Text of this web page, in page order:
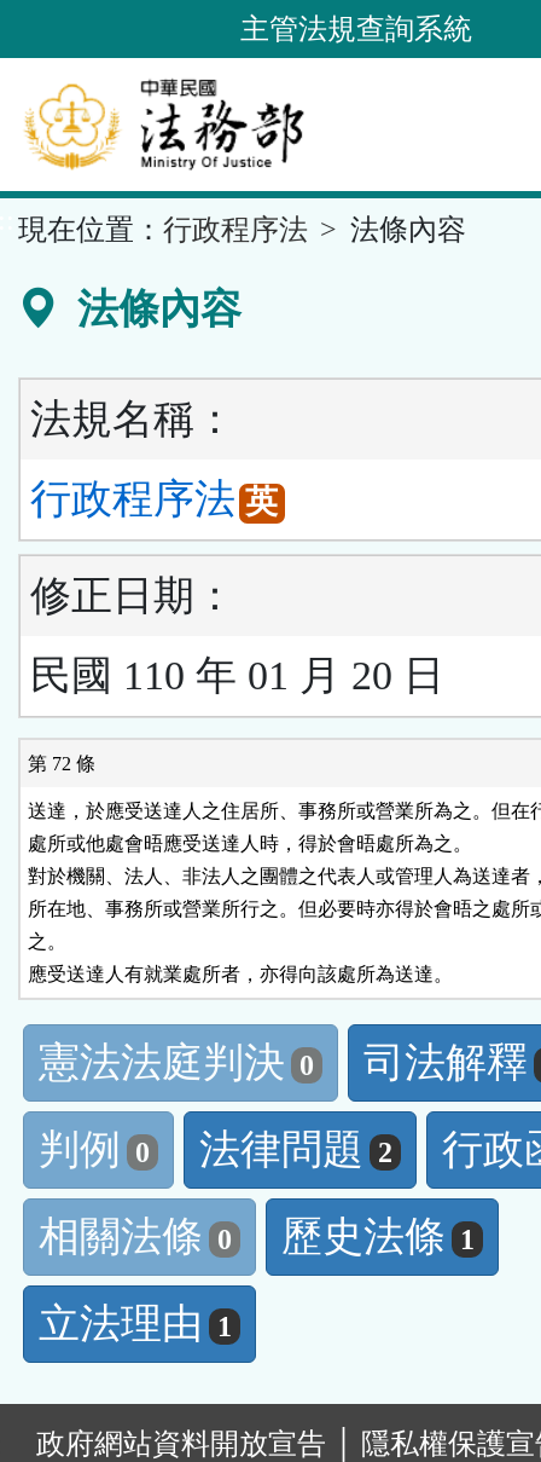
到
要
內
容
區
主管法規查詢系統
現在位置： 行政程序法 法條內容
法條內容
法規名稱：
行政程序法 英
修正日期：
民國 110 年 01 月 20 日
第 72 條
送達，於應受送達人之住居所、事務所或營業所為之。但在
處所或他處會晤應受送達人時，得於會晤處所為之。
對於機關、法人、非法人之團體之代表人或管理人為送達者
所在地、事務所或營業所行之。但必要時亦得於會晤之處所
之。
應受送達人有就業處所者，亦得向該處所為送達。
憲法法庭判決 0
司法解釋
判例
0 法律問題 2
行政
相關法條 0 歷史法條 1
立法理由 1
政府網站資料開放宣告
隱私權保護